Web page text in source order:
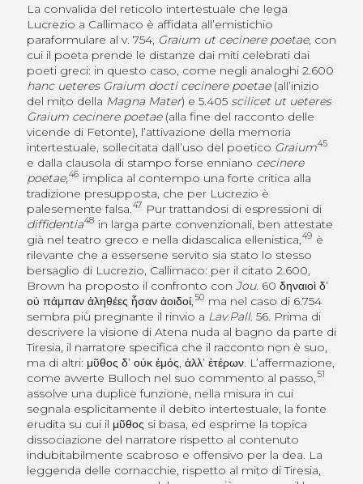
La convalida del reticolo intertestuale che lega
Lucrezio a Callimaco è affidata all’emistichio
paraformulare al v. 754, Graium ut cecinere poetae, con
cui il poeta prende le distanze dai miti celebrati dai
poeti greci: in questo caso, come negli analoghi 2.600
hanc ueteres Graium docti cecinere poetae(all’inizio
del mito della Magna Mater) e 5.405 scilicet ut ueteres
Graium cecinere poetae (alla fine del racconto delle
vicende di Fetonte), l’attivazione della memoria
intertestuale, sollecitata dall’uso del poetico Graium45
e dalla clausola di stampo forse enniano cecinere
poetae,46 implica al contempo una forte critica alla
tradizione presupposta, che per Lucrezio è
palesemente falsa.47 Pur trattandosi di espressioni di
diffidentia48 in larga parte convenzionali, ben attestate
già nel teatro greco e nella didascalica ellenistica,49 è
rilevante che a essersene servito sia stato lo stesso
bersaglio di Lucrezio, Callimaco: per il citato 2.600,
Brown ha proposto il confronto con Jou. 60 δηναιοὶ δ’
οὐ πάμπαν ἀληθέες ἦσαν ἀοιδοί,50 ma nel caso di 6.754
sembra più pregnante il rinvio a Lav.Pall. 56. Prima di
descrivere la visione di Atena nuda al bagno da parte di
Tiresia, il narratore specifica che il racconto non è suo,
ma di altri: μῦθος δ’ οὐκ ἐμός, ἀλλ’ ἑτέρων. L’affermazione,
come avverte Bulloch nel suo commento al passo,51
assolve una duplice funzione, nella misura in cui
segnala esplicitamente il debito intertestuale, la fonte
erudita su cui il μῦθος si basa, ed esprime la topica
dissociazione del narratore rispetto al contenuto
indubitabilmente scabroso e offensivo per la dea. La
leggenda delle cornacchie, rispetto al mito di Tiresia,